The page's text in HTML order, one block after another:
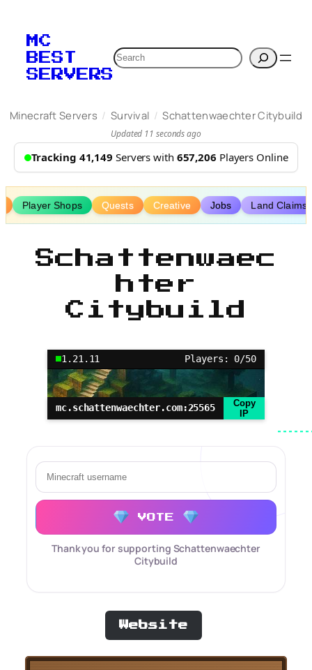
content
MC
BEST
SERVERS
Search
Minecraft Servers / Survival / Schattenwaechter Citybuild
Updated 11 seconds ago
Tracking 41,149 Servers with 657,206 Players Online
Player Shops Quests Creative Jobs Land Claims
Schattenwaec
hter
Citybuild
1.21.11 Players: 0/50
mc.schattenwaechter.com:25565
Copy
IP
VOTE
Thank you for supporting Schattenwaechter
Citybuild
Website